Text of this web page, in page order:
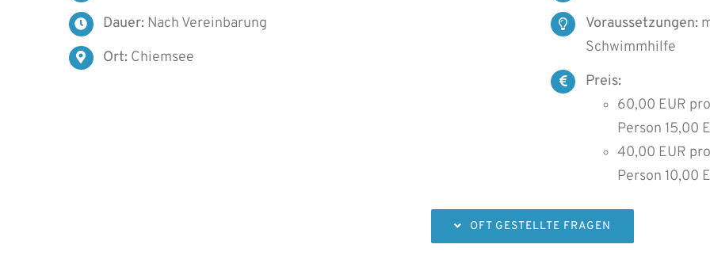
Dauer: Nach Vereinbarung
Ort: Chiemsee
Voraussetzungen:
Schwimmhilfe
Preis:
60,00 EUR
Person 15,00
40,00 EUR
Person 10,00
OFT GESTELLTE FRAGEN